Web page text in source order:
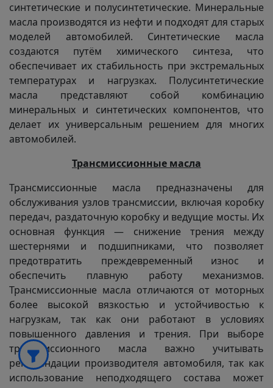
синтетические и полусинтетические. Минеральные
масла производятся из нефти и подходят для старых
моделей автомобилей. Синтетические масла
создаются путём химического синтеза, что
обеспечивает их стабильность при экстремальных
температурах и нагрузках. Полусинтетические
масла представляют собой комбинацию
минеральных и синтетических компонентов, что
делает их универсальным решением для многих
автомобилей.
Трансмиссионные масла
Трансмиссионные масла предназначены для
обслуживания узлов трансмиссии, включая коробку
передач, раздаточную коробку и ведущие мосты. Их
основная функция — снижение трения между
шестернями и подшипниками, что позволяет
предотвратить преждевременный износ и
обеспечить плавную работу механизмов.
Трансмиссионные масла отличаются от моторных
более высокой вязкостью и устойчивостью к
нагрузкам, так как они работают в условиях
повышенного давления и трения. При выборе
трансмиссионного масла важно учитывать
рекомендации производителя автомобиля, так как
использование неподходящего состава может